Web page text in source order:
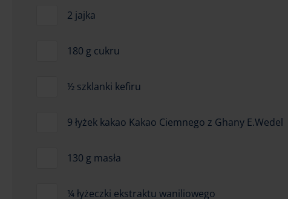
2 jajka
180 g cukru
½ szklanki kefiru
9 łyżek kakao Kakao Ciemnego z Ghany E.Wedel
130 g masła
¼ łyżeczki ekstraktu waniliowego